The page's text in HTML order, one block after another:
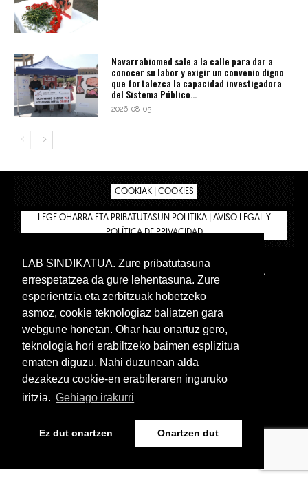
Navarrabiomed sale a la calle para dar a
conocer su labor y exigir un convenio digno
que fortalezca la capacidad investigadora
del Sistema Público...
2026-08-05
COOKIAK | COOKIES
LEGE OHARRA ETA PRIBATUTASUN POLITIKA | AVISO LEGAL Y
POLÍTICA DE PRIVACIDAD
BIZILAN.EUS
TIENDA
INTRANET 🔑
Euskera Castellano
www.lab.eus
Euskera Castellano
LAB SINDIKATUA. Zure pribatutasuna
errespetatzea da gure lehentasuna. Zure
esperientzia eta zerbitzuak hobetzeko
asmoz, cookie teknologiaz baliatzen gara
webgune honetan. Ohar hau onartuz gero,
teknologia hori erabiltzeko baimen esplizitua
ematen diguzu. Nahi duzunean alda
dezakezu cookie-en erabileraren inguruko
iritzia. Gehiago irakurri
Ez dut onartzen Onartzen dut